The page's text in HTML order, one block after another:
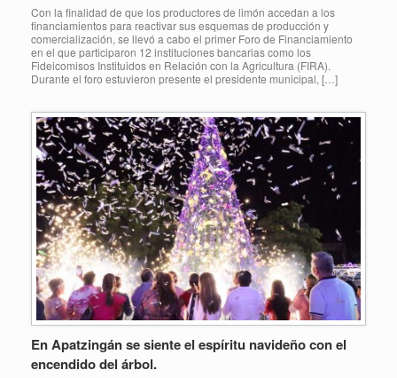
Con la finalidad de que los productores de limón accedan a los
financiamientos para reactivar sus esquemas de producción y
comercialización, se llevó a cabo el primer Foro de Financiamiento
en el que participaron 12 instituciones bancarias como los
Fideicomisos Instituidos en Relación con la Agricultura (FIRA).
Durante el foro estuvieron presente el presidente municipal, […]
En Apatzingán se siente el espíritu navideño con el
encendido del árbol.